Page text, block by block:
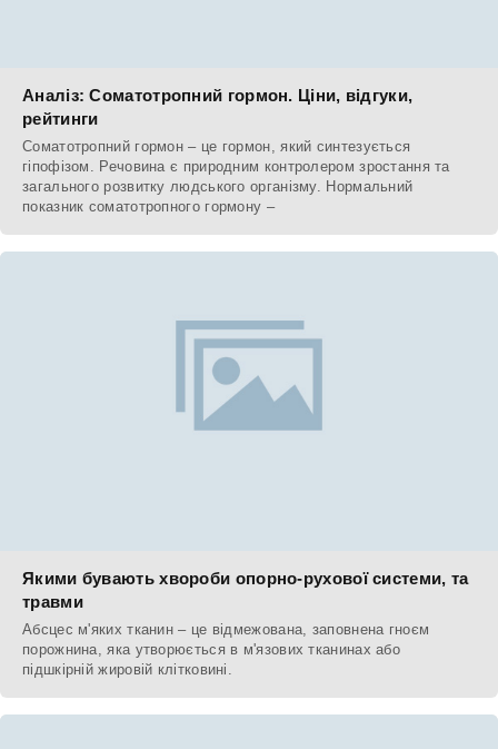
Аналіз: Соматотропний гормон. Ціни, відгуки,
рейтинги
Соматотропний гормон – це гормон, який синтезується
гіпофізом. Речовина є природним контролером зростання та
загального розвитку людського організму. Нормальний
показник соматотропного гормону –
Якими бувають хвороби опорно-рухової системи, та
травми
Абсцес м'яких тканин – це відмежована, заповнена гноєм
порожнина, яка утворюється в м'язових тканинах або
підшкірній жировій клітковині.